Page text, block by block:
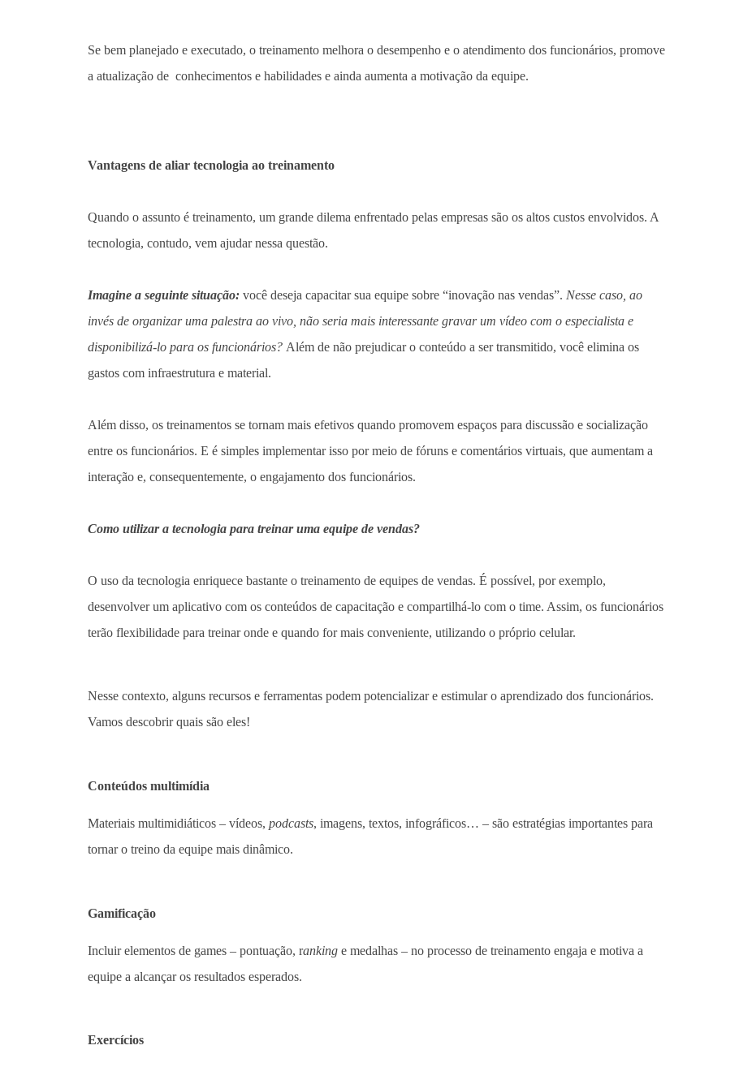
Se bem planejado e executado, o treinamento melhora o desempenho e o atendimento dos funcionários, promove
a atualização de conhecimentos e habilidades e ainda aumenta a motivação da equipe.
Vantagens de aliar tecnologia ao treinamento
Quando o assunto é treinamento, um grande dilema enfrentado pelas empresas são os altos custos envolvidos. A
tecnologia, contudo, vem ajudar nessa questão.
Imagine a seguinte situação: você deseja capacitar sua equipe sobre “inovação nas vendas”. Nesse caso, ao
invés de organizar uma palestra ao vivo, não seria mais interessante gravar um vídeo com o especialista e
disponibilizá-lo para os funcionários? Além de não prejudicar o conteúdo a ser transmitido, você elimina os
gastos com infraestrutura e material.
Além disso, os treinamentos se tornam mais efetivos quando promovem espaços para discussão e socialização
entre os funcionários. E é simples implementar isso por meio de fóruns e comentários virtuais, que aumentam a
interação e, consequentemente, o engajamento dos funcionários.
Como utilizar a tecnologia para treinar uma equipe de vendas?
O uso da tecnologia enriquece bastante o treinamento de equipes de vendas. É possível, por exemplo,
desenvolver um aplicativo com os conteúdos de capacitação e compartilhá-lo com o time. Assim, os funcionários
terão flexibilidade para treinar onde e quando for mais conveniente, utilizando o próprio celular.
Nesse contexto, alguns recursos e ferramentas podem potencializar e estimular o aprendizado dos funcionários.
Vamos descobrir quais são eles!
Conteúdos multimídia
Materiais multimidiáticos – vídeos, podcasts, imagens, textos, infográficos… – são estratégias importantes para
tornar o treino da equipe mais dinâmico.
Gamificação
Incluir elementos de games – pontuação, ranking e medalhas – no processo de treinamento engaja e motiva a
equipe a alcançar os resultados esperados.
Exercícios